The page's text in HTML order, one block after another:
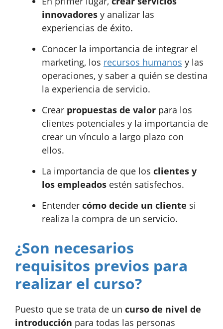
innovadores y analizar las
experiencias de éxito.
Conocer la importancia de integrar el
marketing, los recursos humanos y las
operaciones, y saber a quién se destina
la experiencia de servicio.
Crear propuestas de valor para los
clientes potenciales y la importancia de
crear un vínculo a largo plazo con
ellos.
La importancia de que los clientes y
los empleados estén satisfechos.
Entender cómo decide un cliente si
realiza la compra de un servicio.
¿Son necesarios
requisitos previos para
realizar el curso?
Puesto que se trata de un curso de nivel de
introducción para todas las personas